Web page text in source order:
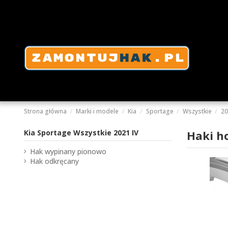
Strona główna Marki i modele Kia Sportage Wszystkie
Haki
Kia Sportage Wszystkie 2021 IV
Hak wypinany pionowo
Hak odkręcany